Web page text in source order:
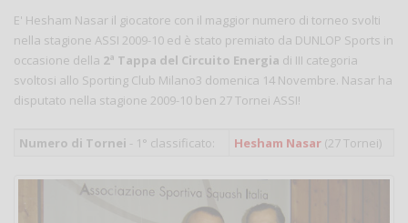
E' Hesham Nasar il giocatore con il maggior numero di torneo svolti
nella stagione ASSI 2009-10 ed è stato premiato da DUNLOP Sports in
occasione della 2ª Tappa del Circuito Energia di III categoria
svoltosi allo Sporting Club Milano3 domenica 14 Novembre. Nasar ha
disputato nella stagione 2009-10 ben 27 Tornei ASSI!
Numero di Tornei - 1° classificato: Hesham Nasar (27 Tornei)